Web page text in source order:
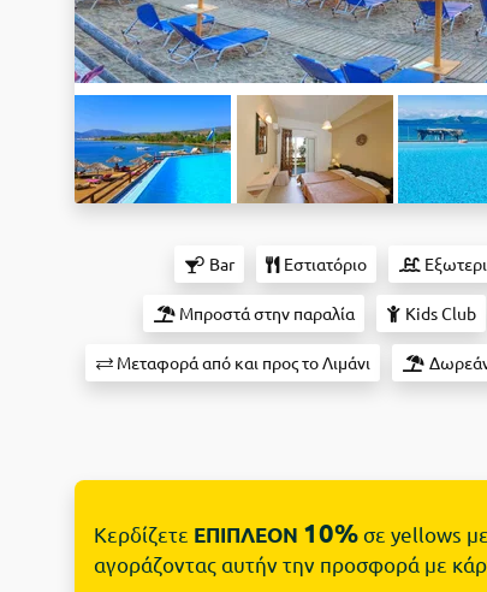
Bar Εστιατόριο
Μπροστά στην παραλία Kids Club
Μεταφορά από και προς το Λιμάνι
Κερδίζετε ΕΠΙΠΛΕΟΝ 10%σε yellows
αγοράζοντας αυτήν την προσφορά με